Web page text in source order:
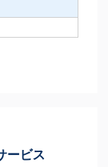
ービス